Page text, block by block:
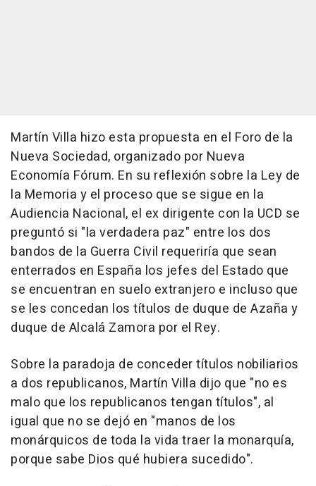
Martín Villa hizo esta propuesta en el Foro de la
Nueva Sociedad, organizado por Nueva
Economía Fórum. En su reflexión sobre la Ley de
la Memoria y el proceso que se sigue en la
Audiencia Nacional, el ex dirigente con la UCD se
preguntó si "la verdadera paz" entre los dos
bandos de la Guerra Civil requeriría que sean
enterrados en España los jefes del Estado que
se encuentran en suelo extranjero e incluso que
se les concedan los títulos de duque de Azaña y
duque de Alcalá Zamora por el Rey.
Sobre la paradoja de conceder títulos nobiliarios
a dos republicanos, Martín Villa dijo que "no es
malo que los republicanos tengan títulos", al
igual que no se dejó en "manos de los
monárquicos de toda la vida traer la monarquía,
porque sabe Dios qué hubiera sucedido".